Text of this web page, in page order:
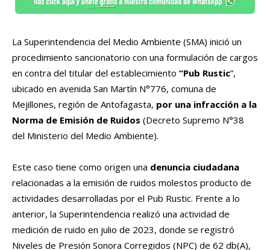
La Superintendencia del Medio Ambiente (SMA) inició un
procedimiento sancionatorio con una formulación de cargos
en contra del titular del establecimiento “Pub Rustic”,
ubicado en avenida San Martín N°776, comuna de
Mejillones, región de Antofagasta, por una infracción a la
Norma de Emisión de Ruidos (Decreto Supremo N°38
del Ministerio del Medio Ambiente).
Este caso tiene como origen una denuncia ciudadana
relacionadas a la emisión de ruidos molestos producto de
actividades desarrolladas por el Pub Rustic. Frente a lo
anterior, la Superintendencia realizó una actividad de
medición de ruido en julio de 2023, donde se registró
Niveles de Presión Sonora Corregidos (NPC) de 62 db(A),